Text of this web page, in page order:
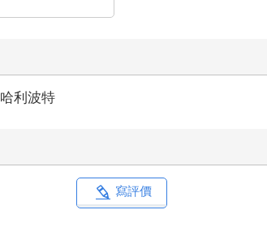
哈利波特
寫評價